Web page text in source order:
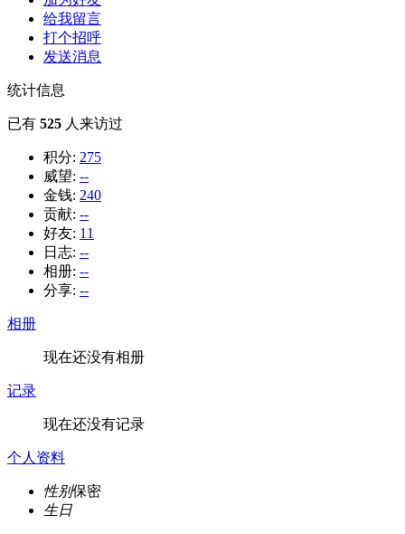
给我留言
打个招呼
发送消息
统计信息
已有 525 人来访过
积分: 275
威望: --
金钱: 240
贡献: --
好友: 11
日志: --
相册: --
分享: --
相册
现在还没有相册
记录
现在还没有记录
个人资料
性别保密
生日